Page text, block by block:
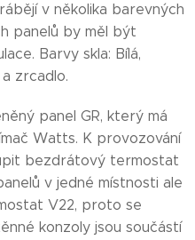
v několika barevných
panelů by měl být
Barvy skla: Bílá,
zrcadlo.
panel GR, který má
Watts. K provozování
bezdrátový termostat
v jedné místnosti ale
V22, proto se
konzoly jsou součástí